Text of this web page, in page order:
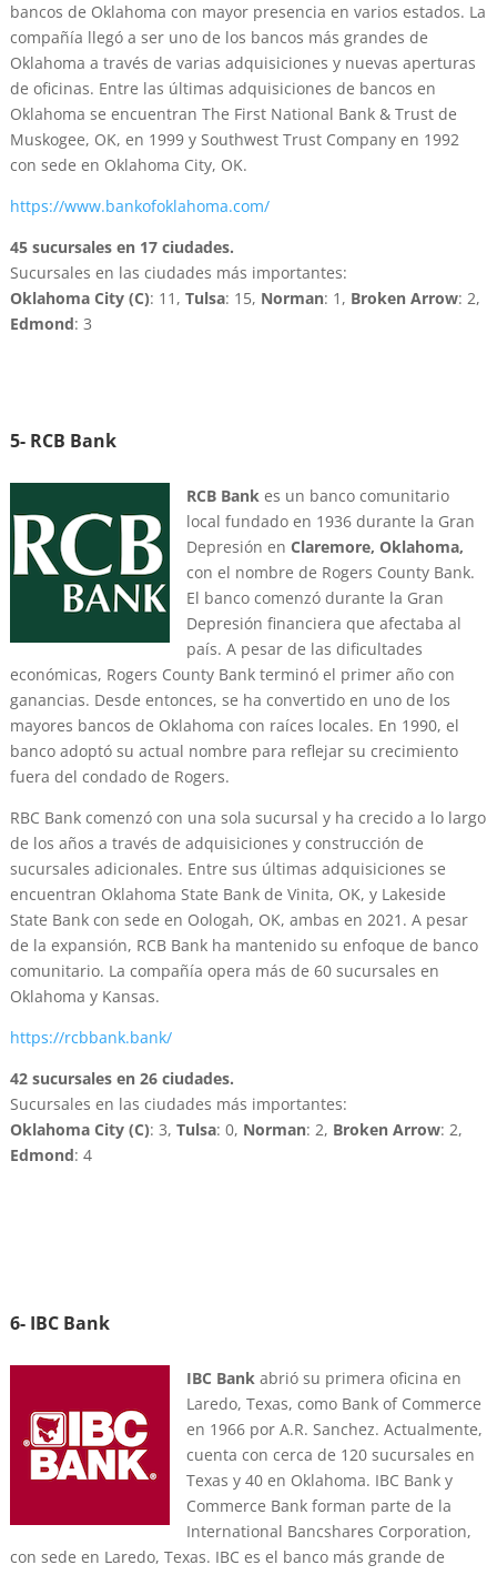
bancos de Oklahoma con mayor presencia en varios estados. La
compañía llegó a ser uno de los bancos más grandes de
Oklahoma a través de varias adquisiciones y nuevas aperturas
de oficinas. Entre las últimas adquisiciones de bancos en
Oklahoma se encuentran The First National Bank & Trust de
Muskogee, OK, en 1999 y Southwest Trust Company en 1992
con sede en Oklahoma City, OK.
https://www.bankofoklahoma.com/
45 sucursales en 17 ciudades.
Sucursales en las ciudades más importantes:
Oklahoma City (C): 11, Tulsa: 15, Norman: 1, Broken Arrow: 2,
Edmond: 3
5- RCB Bank
RCB Bankes un banco comunitario
local fundado en 1936 durante la Gran
Depresión en Claremore, Oklahoma,
con el nombre de Rogers County Bank.
El banco comenzó durante la Gran
Depresión financiera que afectaba al
país. A pesar de las dificultades
económicas, Rogers County Bank terminó el primer año con
ganancias. Desde entonces, se ha convertido en uno de los
mayores bancos de Oklahoma con raíces locales. En 1990, el
banco adoptó su actual nombre para reflejar su crecimiento
fuera del condado de Rogers.
RBC Bank comenzó con una sola sucursal y ha crecido a lo largo
de los años a través de adquisiciones y construcción de
sucursales adicionales. Entre sus últimas adquisiciones se
encuentran Oklahoma State Bank de Vinita, OK, y Lakeside
State Bank con sede en Oologah, OK, ambas en 2021. A pesar
de la expansión, RCB Bank ha mantenido su enfoque de banco
comunitario. La compañía opera más de 60 sucursales en
Oklahoma y Kansas.
https://rcbbank.bank/
42 sucursales en 26 ciudades.
Sucursales en las ciudades más importantes:
Oklahoma City (C): 3, Tulsa: 0, Norman: 2, Broken Arrow: 2,
Edmond: 4
6- IBC Bank
IBC Bankabrió su primera oficina en
Laredo, Texas, como Bank of Commerce
en 1966 por A.R. Sanchez. Actualmente,
cuenta con cerca de 120 sucursales en
Texas y 40 en Oklahoma. IBC Bank y
Commerce Bank forman parte de la
International Bancshares Corporation,
con sede en Laredo, Texas. IBC es el banco más grande de